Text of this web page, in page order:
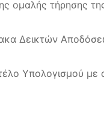
ομαλής τήρησης
Δεικτών
Υπολογισμού